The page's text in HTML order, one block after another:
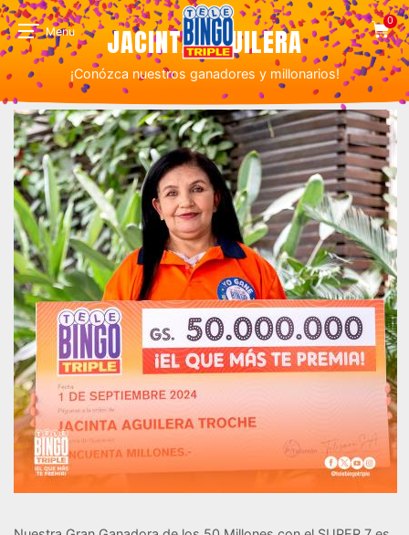
Menu
0
JACINTA AGUILERA
¡Conózca nuestros ganadores y millonarios!